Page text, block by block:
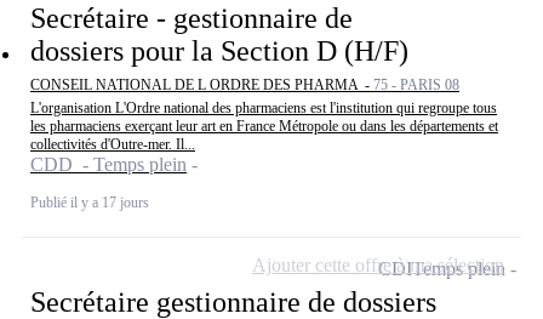
Secrétaire - gestionnaire de
dossiers pour la Section D (H/F)
CONSEIL NATIONAL DE L ORDRE DES PHARMA - 75 - PARIS 08
L'organisation L'Ordre national des pharmaciens est l'institution qui regroupe tous
les pharmaciens exerçant leur art en France Métropole ou dans les départements et
collectivités d'Outre-mer. Il...
CDD - Temps plein
Publié il y a 17 jours
Secrétaire gestionnaire de dossiers
CDITemps plein
Ajouter cette offre à ma sélection